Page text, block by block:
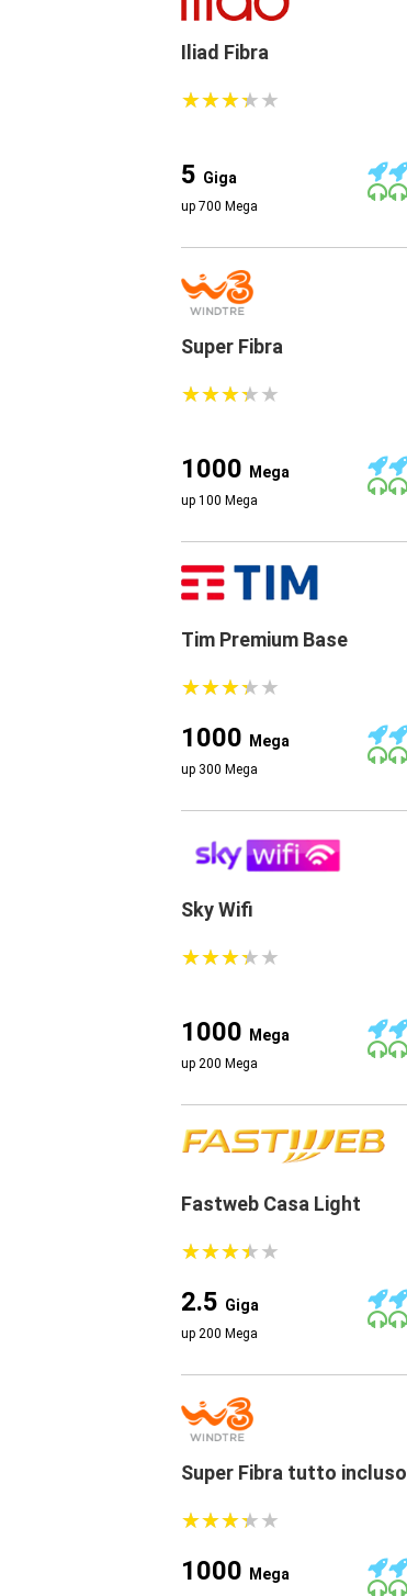
Iliad Fibra
★★★★★
★★★★★
5 Giga
up 700 Mega
Super Fibra
★★★★★
★★★★★
1000 Mega
up 100 Mega
Tim Premium Base
★★★★★
★★★★★
1000 Mega
up 300 Mega
Sky Wifi
★★★★★
★★★★★
1000 Mega
up 200 Mega
Fastweb Casa Light
★★★★★
★★★★★
2.5 Giga
up 200 Mega
Super Fibra tutto incluso
★★★★★
★★★★★
1000 Mega